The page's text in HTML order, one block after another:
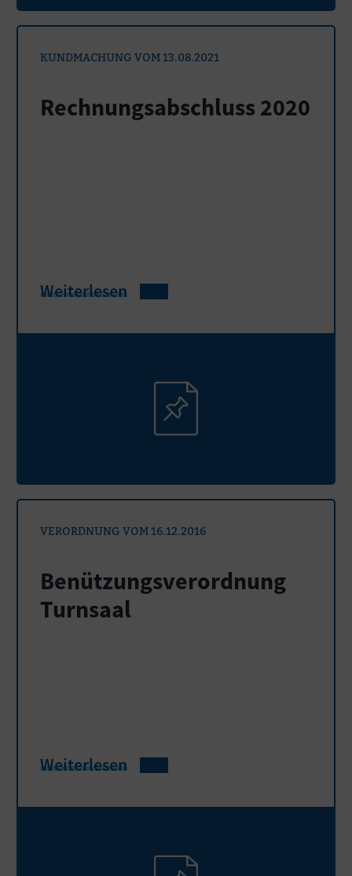
KUNDMACHUNG VOM 13.08.2021
Rechnungsabschluss 2020
Weiterlesen
VERORDNUNG VOM 16.12.2016
Benützungsverordnung
Turnsaal
Weiterlesen